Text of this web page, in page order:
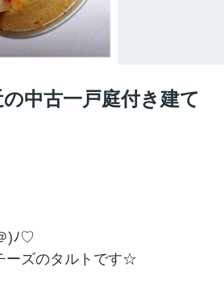
中古一戸庭付き建て
)ﾉ♡
ーズのタルトです☆